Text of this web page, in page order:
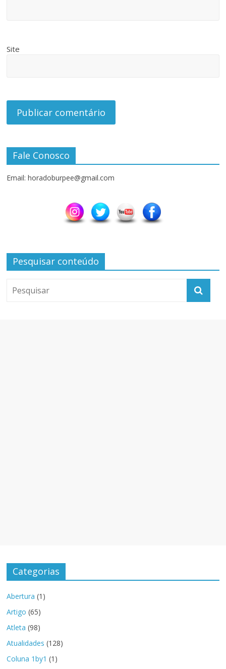
Site
Fale Conosco
Email: horadoburpee@gmail.com
Pesquisar conteúdo
Categorias
Abertura (1)
Artigo (65)
Atleta (98)
Atualidades (128)
Coluna 1by1 (1)